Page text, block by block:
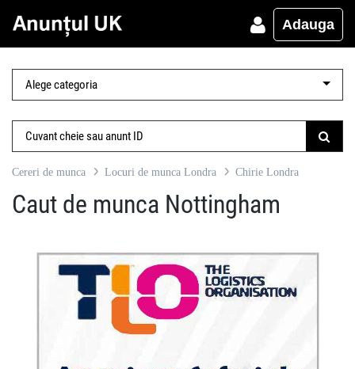
Adauga
Cereri de munca Locuri de munca Londra Chirie Londra
Caut de munca Nottingham